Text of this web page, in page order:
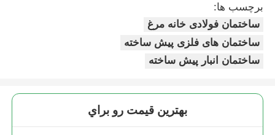
برچسب ها:
ساختمان فولادی خانه مرغ
ساختمان های فلزی پیش ساخته
ساختمان انبار پیش ساخته
بهترين قيمت رو براي